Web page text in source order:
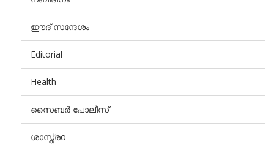
ഈദ് സന്ദേശം
Editorial
Health
സൈബർ പോലീസ്
ശാസ്ത്രo